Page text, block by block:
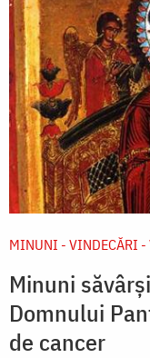
MINUNI - VINDECĂRI -
Minuni
Domnului
de cancer